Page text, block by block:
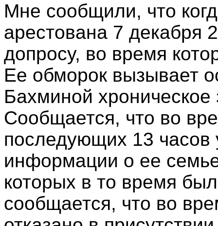
Мне сообщили, что
арестована 7 декабря
допросу, во время
Ее обморок вызывает
Бахминой
Сообщается, что во
последующих 13 часов
информации о ее
которых в то время
сообщается, что во